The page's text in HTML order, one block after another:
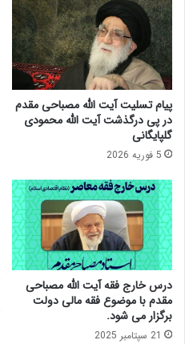
ب
ن
د
ی‌
ه
ا
ی
س
ی
ا
س
ی
ن
ب
ا
ی
د
م
ا
ن
ا
ت
ر
ی
ا
س
ت
ج
م
ه
و
ر
ی
ب
ا
س
ی
ا
س
ت
پیام تسلیت آیت الله مصباحی مقدم
در پی درگذشت آیت الله محمودی
گلپایگانی
5 فوریه 2026
درس خارج فقه آیت الله مصباحی
مقدم با موضوع فقه مالی دولت
برگزار می شود.
21 سپتامبر 2025